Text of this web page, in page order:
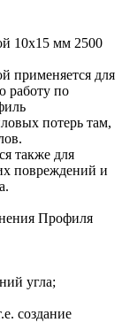
10х15 мм 2500
применяется для
работу по
потерь там,
также для
повреждений и
Профиля
угла;
создание